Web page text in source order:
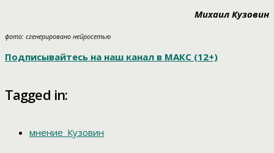
Михаил Кузовин
фото: сгенерировано нейросетью
Подписывайтесь на наш канал в МАКС (12+)
Tagged in:
мнение_Кузовин